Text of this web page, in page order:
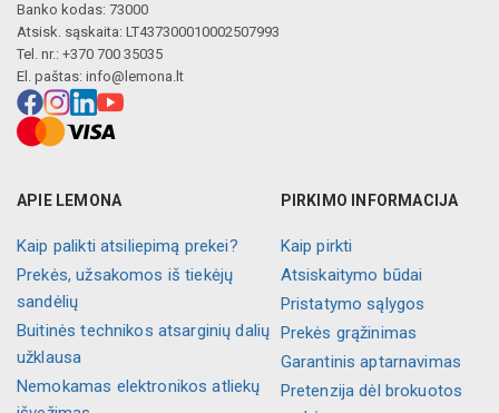
Banko kodas: 73000
Atsisk. sąskaita: LT437300010002507993
Tel. nr.: +370 700 35035
El. paštas: info@lemona.lt
APIE LEMONA
Kaip palikti atsiliepimą prekei?
Prekės, užsakomos iš tiekėjų
sandėlių
Buitinės technikos atsarginių dalių
užklausa
Nemokamas elektronikos atliekų
PIRKIMO INFORMACIJA
Kaip pirkti
Atsiskaitymo būdai
Pristatymo sąlygos
Prekės grąžinimas
Garantinis aptarnavimas
Pretenzija dėl brokuotos